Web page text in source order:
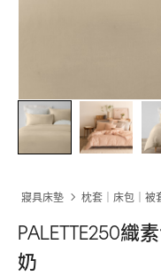
寢具床墊 枕套｜床包｜被
PALETTE250織
奶